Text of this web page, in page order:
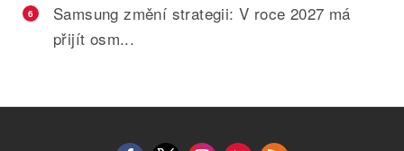
6
Samsung změní strategii: V roce 2027 má
přijít osm...